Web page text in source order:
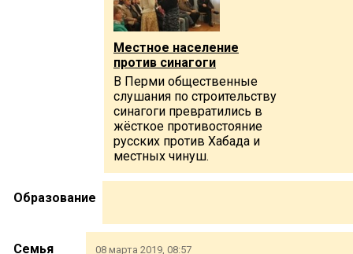
Местное население
против синагоги
В Перми общественные
слушания по строительству
синагоги превратились в
жёсткое противостояние
русских против Хабада и
местных чинуш.
Образование
Семья 08 марта 2019, 08:57